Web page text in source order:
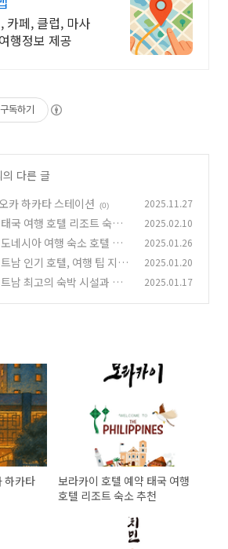
카페, 클럽, 마사
행정보 제공
구독하기
다른 글
카 하카타 스테이션
(0) 2025.11.27
국 여행 호텔 리조트 숙소
2025.02.10
네시아 여행 숙소 호텔 예
2025.01.26
남 인기 호텔, 여행 팁 지역
2025.01.20
남 최고의 숙박 시설과 여
2025.01.17
하카타
보라카이 호텔 예약 태국 여행
호텔 리조트 숙소 추천